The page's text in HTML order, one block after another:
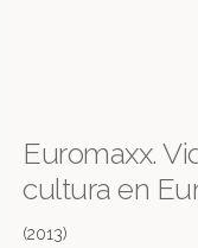
Euromaxx.
cultura en
(2013)